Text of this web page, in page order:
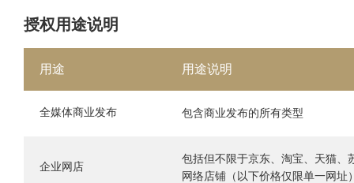
授权用途说明
用途 用途说明
全媒体商业发布 包含商业发布的所有类型
企业网店
包括但不限于京东、淘宝、天猫、
网络店铺（以下价格仅限单一网址